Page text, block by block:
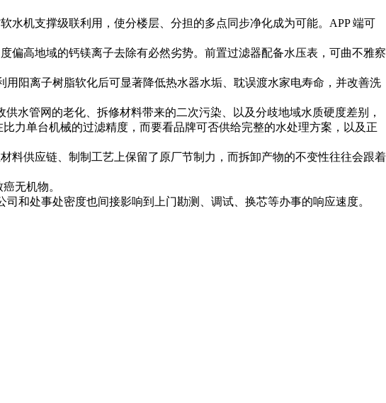
机支撑级联利用，使分楼层、分担的多点同步净化成为可能。APP 端可
高地域的钙镁离子去除有必然劣势。前置过滤器配备水压表，可曲不雅察
阳离子树脂软化后可显著降低热水器水垢、耽误渡水家电寿命，并改善洗
管网的老化、拆修材料带来的二次污染、以及分歧地域水质硬度差别，
力单台机械的过滤精度，而要看品牌可否供给完整的水处理方案，以及正
供应链、制制工艺上保留了原厂节制力，而拆卸产物的不变性往往会跟着
无机物。
处事处密度也间接影响到上门勘测、调试、换芯等办事的响应速度。